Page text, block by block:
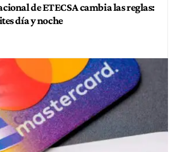
de ETECSA cambia las reglas:
día y noche